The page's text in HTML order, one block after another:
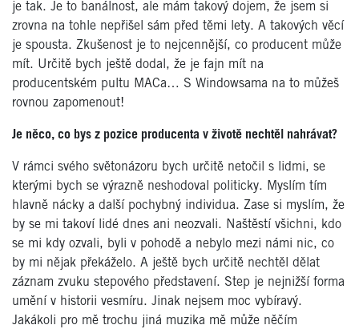
je tak. Je to banálnost, ale mám takový dojem, že jsem si
zrovna na tohle nepřišel sám před těmi lety. A takových věcí
je spousta. Zkušenost je to nejcennější, co producent může
mít. Určitě bych ještě dodal, že je fajn mít na
producentském pultu MACa… S Windowsama na to můžeš
rovnou zapomenout!
Je něco, co bys z pozice producenta v životě nechtěl nahrávat?
V rámci svého světonázoru bych určitě netočil s lidmi, se
kterými bych se výrazně neshodoval politicky. Myslím tím
hlavně nácky a další pochybný individua. Zase si myslím, že
by se mi takoví lidé dnes ani neozvali. Naštěstí všichni, kdo
se mi kdy ozvali, byli v pohodě a nebylo mezi námi nic, co
by mi nějak překáželo. A ještě bych určitě nechtěl dělat
záznam zvuku stepového představení. Step je nejnižší forma
umění v historii vesmíru. Jinak nejsem moc vybíravý.
Jakákoli pro mě trochu jiná muzika mě může něčím